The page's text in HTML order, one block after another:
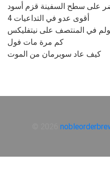
على سطح السفينة قزم أسود
أقوى عدو في التداعيات 4
في المنتصف على نيتفليكس
كم مرة مات فول
كيف عاد سوبرمان من الموت